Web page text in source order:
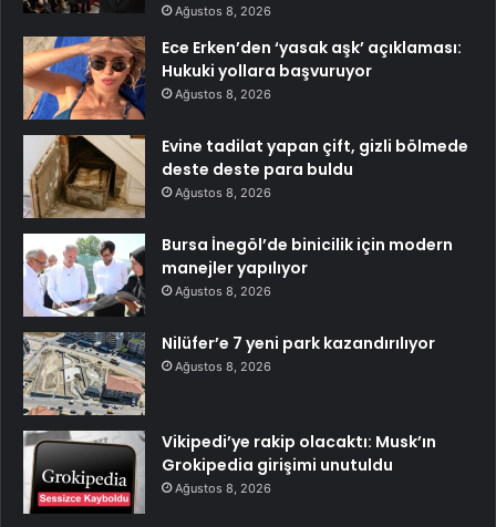
Ağustos 8, 2026
Ece Erken’den ‘yasak aşk’ açıklaması:
Hukuki yollara başvuruyor
Ağustos 8, 2026
Evine tadilat yapan çift, gizli bölmede
deste deste para buldu
Ağustos 8, 2026
Bursa İnegöl’de binicilik için modern
manejler yapılıyor
Ağustos 8, 2026
Nilüfer’e 7 yeni park kazandırılıyor
Ağustos 8, 2026
Vikipedi’ye rakip olacaktı: Musk’ın
Grokipedia girişimi unutuldu
Ağustos 8, 2026